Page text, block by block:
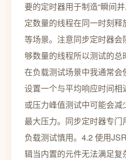
要的定时器用于制造“瞬间
定数量的线程在同一时刻释
等场景。注意同步定时器会
够数量的线程所以测试的
在负载测试场景中我通常
设置一个与平均响应时间
或压力峰值测试中可能会
最大压力。同步定时器专
负载测试慎用。4.2 使用
辑当内置的元件无法满足